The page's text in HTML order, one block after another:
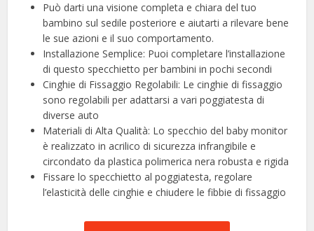
Può darti una visione completa e chiara del tuo
bambino sul sedile posteriore e aiutarti a rilevare bene
le sue azioni e il suo comportamento.
Installazione Semplice: Puoi completare l’installazione
di questo specchietto per bambini in pochi secondi
Cinghie di Fissaggio Regolabili: Le cinghie di fissaggio
sono regolabili per adattarsi a vari poggiatesta di
diverse auto
Materiali di Alta Qualità: Lo specchio del baby monitor
è realizzato in acrilico di sicurezza infrangibile e
circondato da plastica polimerica nera robusta e rigida
Fissare lo specchietto al poggiatesta, regolare
l’elasticità delle cinghie e chiudere le fibbie di fissaggio